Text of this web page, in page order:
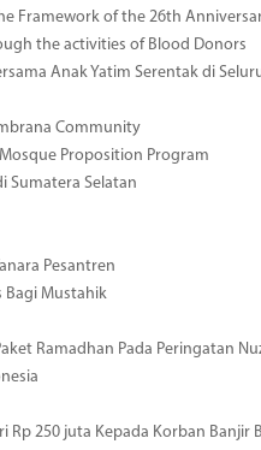
Framework of the 26th
the activities of Blood Donors
Anak Yatim Serentak di
Community
Proposition Program
Sumatera Selatan
Pesantren
Bagi Mustahik
Ramadhan Pada Peringatan
Rp 250 juta Kepada Korban Banjir